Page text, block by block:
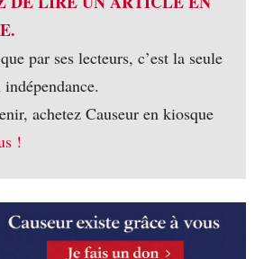
par ses lecteurs, c’est la seule
achetez Causeur en kiosque
!